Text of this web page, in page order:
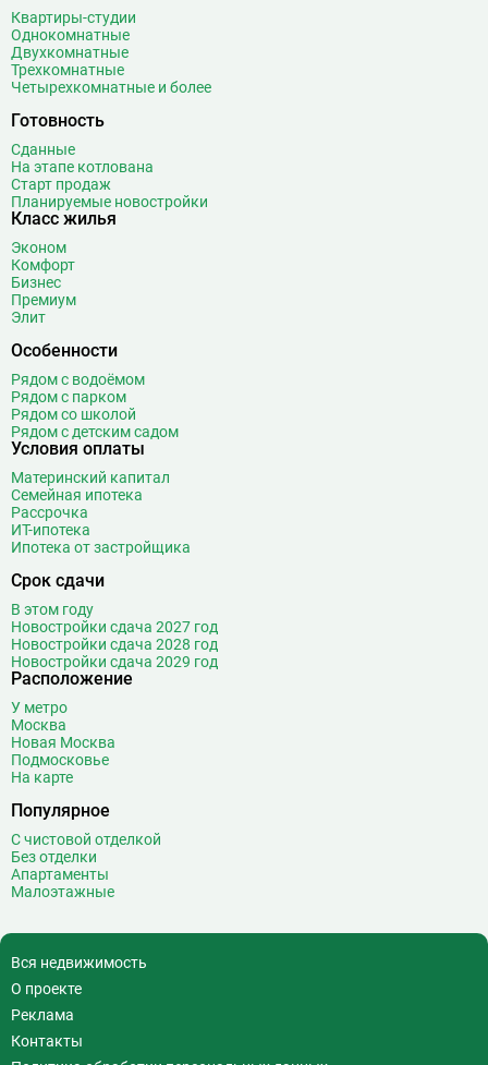
Беломорская
Белорусская
Беляево
Бибирево
Библиотека имени Ленина
Битцевский парк
Борисово
Боровицкая
Боровское шоссе
Бульвар Адмирала Ушакова
Бульвар Рокоссовского
Бунинская аллея
Бутырская
В Вавиловская
Варшавская
ВДНХ
Верхние Лихоборы
Владыкино
Водный стадион
Волгоградский проспект
Волжская
Волоколамская
Воронцовская
Выставочный центр
Выхино
Г Генерала Тюленева
Говорово
Д Давыдково 14
Деловой центр
Динамо
Добрынинская
Квартиры-студии
Однокомнатные
Двухкомнатные
Трехкомнатные
Четырехкомнатные и более
Готовность
Сданные
На этапе котлована
Старт продаж
Планируемые новостройки
Класс жилья
Эконом
Комфорт
Бизнес
Премиум
Элит
Особенности
Рядом с водоёмом
Рядом с парком
Рядом со школой
Рядом с детским садом
Условия оплаты
Материнский капитал
Семейная ипотека
Рассрочка
ИТ-ипотека
Ипотека от застройщика
Срок сдачи
В этом году
Новостройки сдача 2027 год
Новостройки сдача 2028 год
Новостройки сдача 2029 год
Расположение
У метро
Москва
Новая Москва
Подмосковье
На карте
Популярное
С чистовой отделкой
Без отделки
Апартаменты
Малоэтажные
Вся недвижимость
О проекте
Реклама
Контакты